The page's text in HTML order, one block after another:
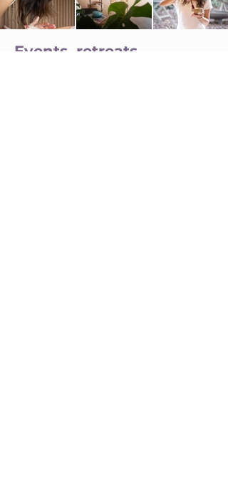
Events, retreats,